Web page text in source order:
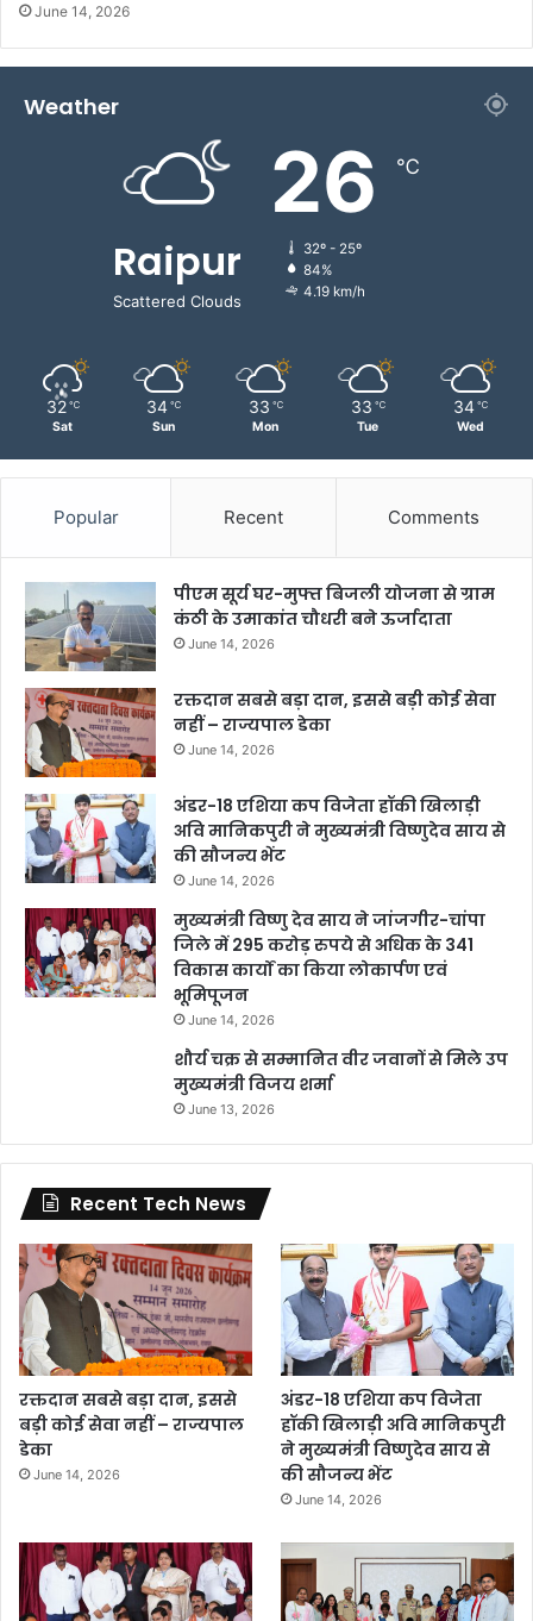
June 14, 2026
Weather
Raipur
Scattered Clouds
26 ℃
32º - 25º
84%
4.19 km/h
32 ℃
Sat
34 ℃
Sun
33 ℃
Mon
33 ℃
Tue
34 ℃
Wed
Popular Recent Comments
पीएम सूर्य घर-मुफ्त बिजली योजना से ग्राम
कंठी के उमाकांत चौधरी बने ऊर्जादाता
June 14, 2026
रक्तदान सबसे बड़ा दान, इससे बड़ी कोई सेवा
नहीं – राज्यपाल डेका
June 14, 2026
अंडर-18 एशिया कप विजेता हॉकी खिलाड़ी
अवि मानिकपुरी ने मुख्यमंत्री विष्णुदेव साय से
की सौजन्य भेंट
June 14, 2026
मुख्यमंत्री विष्णु देव साय ने जांजगीर-चांपा
जिले में 295 करोड़ रुपये से अधिक के 341
विकास कार्यों का किया लोकार्पण एवं
भूमिपूजन
June 14, 2026
शौर्य चक्र से सम्मानित वीर जवानों से मिले उप
मुख्यमंत्री विजय शर्मा
June 13, 2026
Recent Tech News
रक्तदान सबसे बड़ा दान, इससे
बड़ी कोई सेवा नहीं – राज्यपाल
डेका
June 14, 2026
अंडर-18 एशिया कप विजेता
हॉकी खिलाड़ी अवि मानिकपुरी
ने मुख्यमंत्री विष्णुदेव साय से
की सौजन्य भेंट
June 14, 2026